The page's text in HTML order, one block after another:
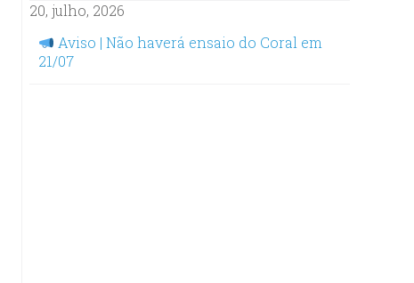
20, julho, 2026
Aviso | Não haverá ensaio do Coral em
21/07